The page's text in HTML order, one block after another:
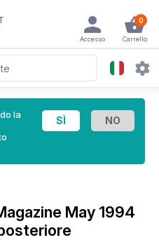
0
Carrello
Accesso
la
May 1994